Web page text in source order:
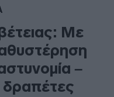
Με
–
δραπέτες